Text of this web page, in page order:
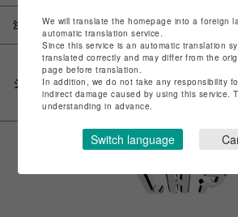
注意事項
シェアする
We will translate the homepage into a foreign
automatic translation service.
Since this service is an automatic translation
translated correctly and may differ from the
page before translation.
In addition, we do not take any responsibility
indirect damage caused by using this service.
understanding in advance.
Switch language